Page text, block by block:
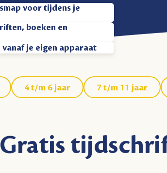
voor tijdens je
boeken en
vanaf je eigen apparaat
4 t/m 6 jaar 7 t/m 11 jaar
Gratis